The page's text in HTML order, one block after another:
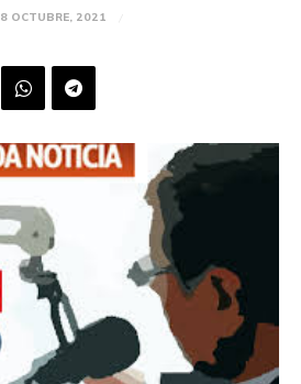
8 OCTUBRE, 2021